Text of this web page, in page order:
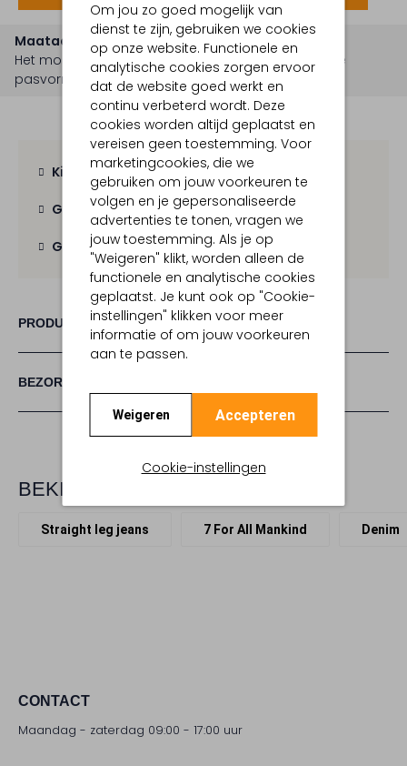
Om jou zo goed mogelijk van
dienst te zijn, gebruiken we cookies
op onze website. Functionele en
analytische cookies zorgen ervoor
dat de website goed werkt en
continu verbeterd wordt. Deze
cookies worden altijd geplaatst en
vereisen geen toestemming. Voor
marketingcookies, die we
gebruiken om jouw voorkeuren te
volgen en je gepersonaliseerde
advertenties te tonen, vragen we
jouw toestemming. Als je op
"Weigeren" klikt, worden alleen de
functionele en analytische cookies
geplaatst. Je kunt ook op "Cookie-
instellingen" klikken voor meer
informatie of om jouw voorkeuren
aan te passen.
Weigeren Accepteren
Cookie-instellingen
Maatadvies
Het model is 1 meter 67 lang en draagt maat 27.
De
pasvorm is straight.
Kies zelf je bezorgmoment
Gratis verzending vanaf € 100,-
Gratis retourbinnen 30 dagen
PRODUCT INFORMATIE
BEZORGEN & RETOURNEREN
BEKIJK MEER
Straight leg jeans 7 For All Mankind Denim
CONTACT
Maandag - zaterdag 09:00 - 17:00 uur